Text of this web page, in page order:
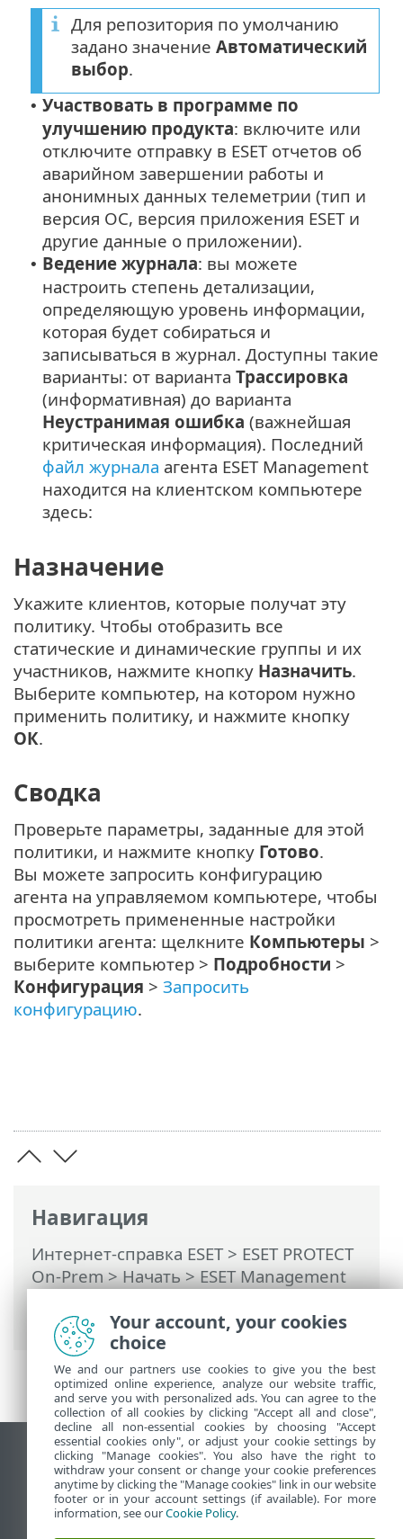
Навигация
Интернет-справка ESET> ESET PROTECT
On-Prem>Начать>ESET Management
агента ESET Management
Для репозитория по умолчанию
задано значение Автоматический
выбор.
• Участвовать в программе по
улучшению продукта: включите или
отключите отправку в ESET отчетов об
аварийном завершении работы и
анонимных данных телеметрии (тип и
версия ОС, версия приложения ESET и
другие данные о приложении).
• Ведение журнала: вы можете
настроить степень детализации,
определяющую уровень информации,
которая будет собираться и
записываться в журнал. Доступны такие
варианты: от варианта Трассировка
(информативная) до варианта
Неустранимая ошибка (важнейшая
критическая информация). Последний
файл журнала агента ESET Management
находится на клиентском компьютере
здесь:
Назначение
Укажите клиентов, которые получат эту
политику. Чтобы отобразить все
статические и динамические группы и их
участников, нажмите кнопку Назначить.
Выберите компьютер, на котором нужно
применить политику, и нажмите кнопку
ОК.
Сводка
Проверьте параметры, заданные для этой
политики, и нажмите кнопку Готово.
Вы можете запросить конфигурацию
агента на управляемом компьютере, чтобы
просмотреть примененные настройки
политики агента: щелкните Компьютеры >
выберите компьютер > Подробности >
Конфигурация > Запросить
конфигурацию.
Использовать сайт для ПК
End of Life
База знаний ESET
Your account, your cookies
choice
We and our partners use cookies to give you the best
optimized online experience, analyze our website traffic,
and serve you with personalized ads. You can agree to the
collection of all cookies by clicking "Accept all and close",
decline all non-essential cookies by choosing "Accept
essential cookies only", or adjust your cookie settings by
clicking "Manage cookies". You also have the right to
withdraw your consent or change your cookie preferences
anytime by clicking the "Manage cookies" link in our website
footer or in your account settings (if available). For more
information, see ourCookie Policy.